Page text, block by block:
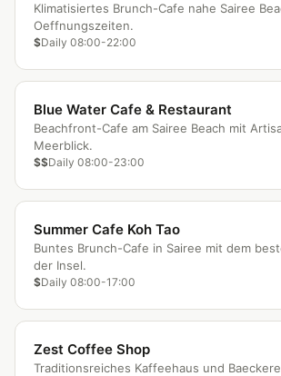
Klimatisiertes Brunch-Cafe nahe Sairee
Oeffnungszeiten.
$Daily 08:00-22:00
Blue Water Cafe & Restaurant
Beachfront-Cafe am Sairee Beach mit
Meerblick.
$$Daily 08:00-23:00
Summer Cafe Koh Tao
Buntes Brunch-Cafe in Sairee mit dem
der Insel.
$Daily 08:00-17:00
Zest Coffee Shop
Traditionsreiches Kaffeehaus und